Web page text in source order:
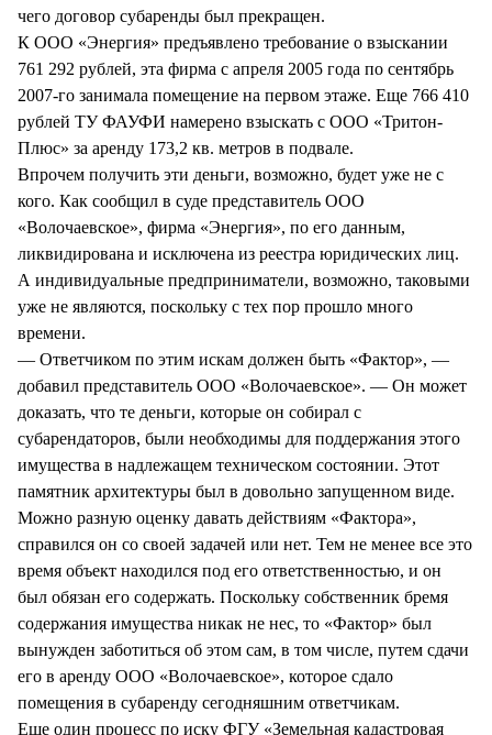
чего договор субаренды был прекращен.
К ООО «Энергия» предъявлено требование о взыскании
761 292 рублей, эта фирма с апреля 2005 года по сентябрь
2007-го занимала помещение на первом этаже. Еще 766 410
рублей ТУ ФАУФИ намерено взыскать с ООО «Тритон-
Плюс» за аренду 173,2 кв. метров в подвале.
Впрочем получить эти деньги, возможно, будет уже не с
кого. Как сообщил в суде представитель ООО
«Волочаевское», фирма «Энергия», по его данным,
ликвидирована и исключена из реестра юридических лиц.
А индивидуальные предприниматели, возможно, таковыми
уже не являются, поскольку с тех пор прошло много
времени.
— Ответчиком по этим искам должен быть «Фактор», —
добавил представитель ООО «Волочаевское». — Он может
доказать, что те деньги, которые он собирал с
субарендаторов, были необходимы для поддержания этого
имущества в надлежащем техническом состоянии. Этот
памятник архитектуры был в довольно запущенном виде.
Можно разную оценку давать действиям «Фактора»,
справился он со своей задачей или нет. Тем не менее все это
время объект находился под его ответственностью, и он
был обязан его содержать. Поскольку собственник бремя
содержания имущества никак не нес, то «Фактор» был
вынужден заботиться об этом сам, в том числе, путем сдачи
его в аренду ООО «Волочаевское», которое сдало
помещения в субаренду сегодняшним ответчикам.
Еще один процесс по иску ФГУ «Земельная кадастровая